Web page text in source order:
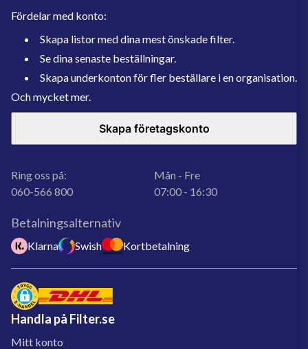
Fördelar med konto:
Skapa listor med dina mest önskade filter.
Se dina senaste beställningar.
Skapa underkonton för fler beställare i en organisation.
Och mycket mer.
Skapa företagskonto
Ring oss på:
060-566 800
Mån - Fre
07:00 - 16:30
Betalningsalternativ
Klarna Swish Kortbetalning
Handla på Filter.se
Mitt konto